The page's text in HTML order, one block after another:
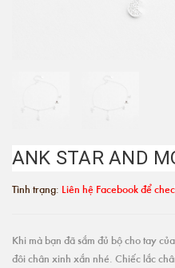
ANK STAR AND
Tình trạng: Liên hệ Facebook để
Khi mà bạn đã sắm đủ bộ cho tay
đôi chân xinh xắn nhé. Chiếc lắc